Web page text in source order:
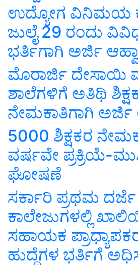
ಉದ್ಯೋಗ ವಿನಿಮಯ
ಜುಲೈ 29 ರಂದು
ಭರ್ತಿಗಾಗಿ ಅರ್ಜಿ
ಮೊರಾರ್ಜಿ ದೇಸಾಯಿ
ಶಾಲೆಗಳಿಗೆ ಅತಿಥಿ
ನೇಮಕಾತಿಗಾಗಿ ಅರ್ಜಿ
5000 ಶಿಕ್ಷಕರ
ವರ್ಷವೇ ಪ್ರಕ್ರಿಯೆ-
ಘೋಷಣೆ
ಸರ್ಕಾರಿ ಪ್ರಥಮ ದರ್ಜೆ
ಕಾಲೇಜುಗಳಲ್ಲಿ
ಸಹಾಯಕ
ಹುದ್ದೆಗಳ ಭರ್ತಿಗೆ